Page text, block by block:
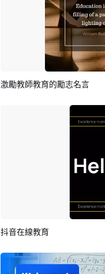
預覽
激勵教師教育的勵志名言
抖音在線教育